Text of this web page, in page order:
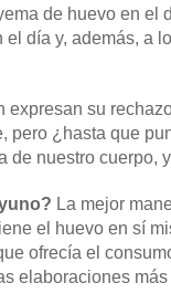
de huevo en
día y, además, a
su
pero ¿hasta que
de nuestro cuerpo,
La mejor
el huevo en sí
ofrecía el
elaboraciones